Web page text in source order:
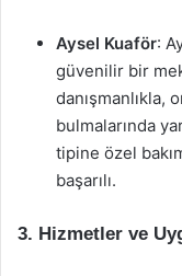
Aysel Kuaför:
güvenilir bir
danışmanlıkla,
bulmalarında
tipine özel
başarılı.
3. Hizmetler ve